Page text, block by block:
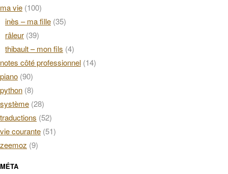
ma vie (100)
inès – ma fille (35)
râleur (39)
thibault – mon fils (4)
notes côté professionnel (14)
piano (90)
python (8)
système (28)
traductions (52)
vie courante (51)
zeemoz (9)
MÉTA